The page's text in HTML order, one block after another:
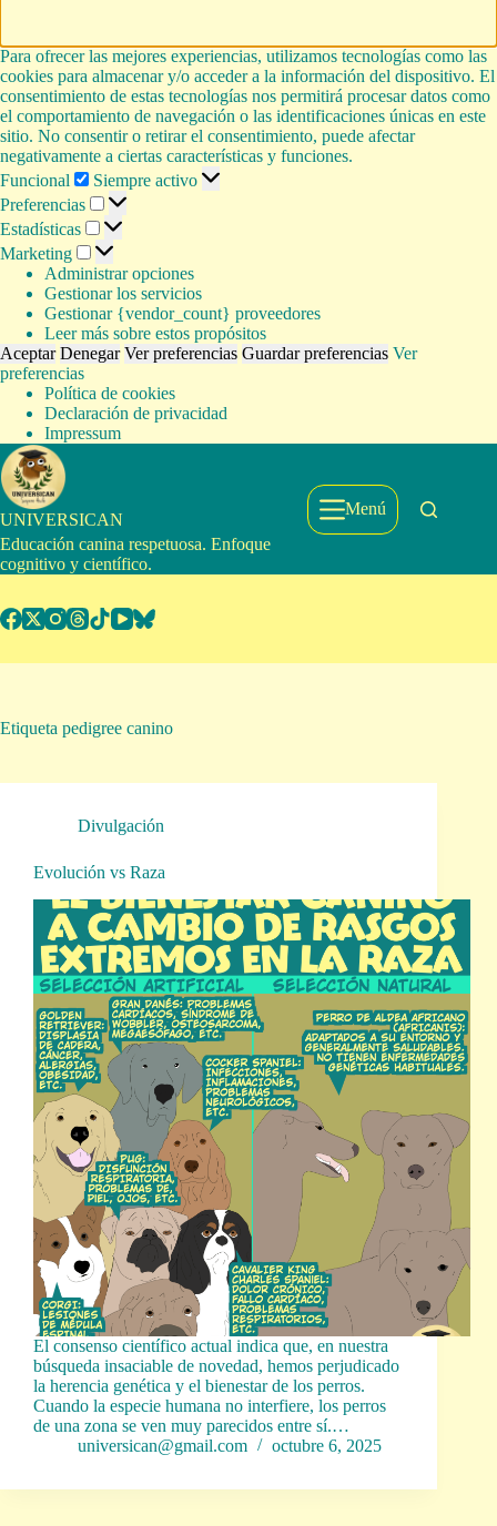
Para ofrecer las mejores experiencias, utilizamos tecnologías como las
cookies para almacenar y/o acceder a la información del dispositivo. El
consentimiento de estas tecnologías nos permitirá procesar datos como
el comportamiento de navegación o las identificaciones únicas en este
sitio. No consentir o retirar el consentimiento, puede afectar
negativamente a ciertas características y funciones.
Funcional
Funcional
Siempre activo
Preferencias
Preferencias
Estadísticas Estadísticas
Marketing Marketing
Administrar opciones
Gestionar los servicios
Gestionar {vendor_count} proveedores
Leer más sobre estos propósitos
Aceptar Denegar Ver preferencias Guardar preferencias Ver
preferencias
Política de cookies
Declaración de privacidad
Impressum
Saltar
al
contenido
UNIVERSICAN
Educación canina respetuosa. Enfoque
cognitivo y científico.
Menú
Etiqueta pedigree canino
Divulgación
Evolución vs Raza
El consenso científico actual indica que, en nuestra
búsqueda insaciable de novedad, hemos perjudicado
la herencia genética y el bienestar de los perros.
Cuando la especie humana no interfiere, los perros
de una zona se ven muy parecidos entre sí.…
universican@gmail.com
octubre 6, 2025